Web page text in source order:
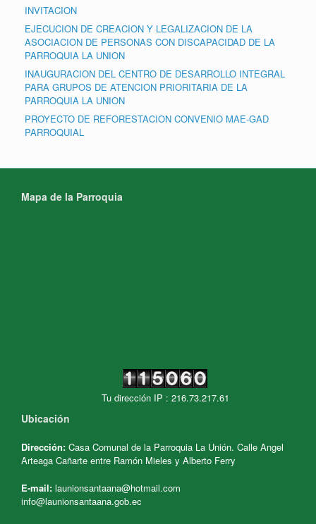
INVITACION
EJECUCION DE CREACION Y LEGALIZACION DE LA
ASOCIACION DE PERSONAS CON DISCAPACIDAD DE LA
PARROQUIA LA UNION
INAUGURACION DEL CENTRO DE DESARROLLO INTEGRAL
PARA GRUPOS DE ATENCION PRIORITARIA DE LA
PARROQUIA LA UNION
PROYECTO DE REFORESTACION CONVENIO MAE-GAD
PARROQUIAL
Mapa de la Parroquia
Tu dirección IP : 216.73.217.61
Ubicación
Dirección: Casa Comunal de la Parroquia La Unión. Calle Angel
Arteaga Cañarte entre Ramón Mieles y Alberto Ferry
E-mail: launionsantaana@hotmail.com
info@launionsantaana.gob.ec